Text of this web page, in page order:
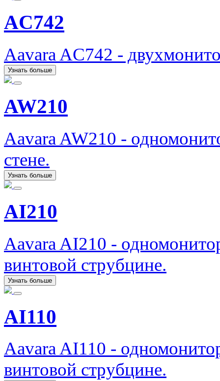
AC742
Aavara AC742 -
Узнать больше
AW210
Aavara AW210 -
стене.
Узнать больше
AI210
Aavara AI210 -
винтовой струбцине.
Узнать больше
AI110
Aavara AI110 -
винтовой струбцине.